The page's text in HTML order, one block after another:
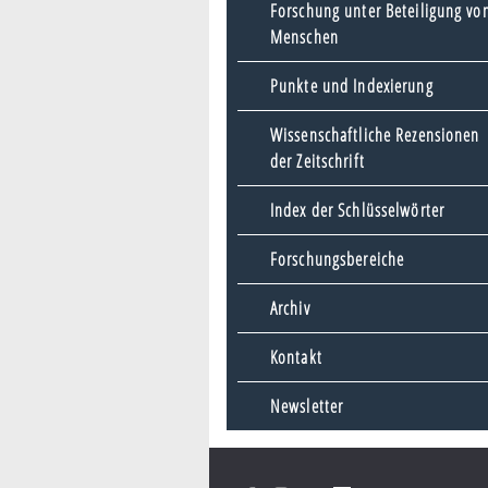
Forschung unter Beteiligung
Menschen
Punkte und Indexierung
Wissenschaftliche Rezensionen
der Zeitschrift
Index der Schlüsselwörter
Forschungsbereiche
Archiv
Kontakt
Newsletter